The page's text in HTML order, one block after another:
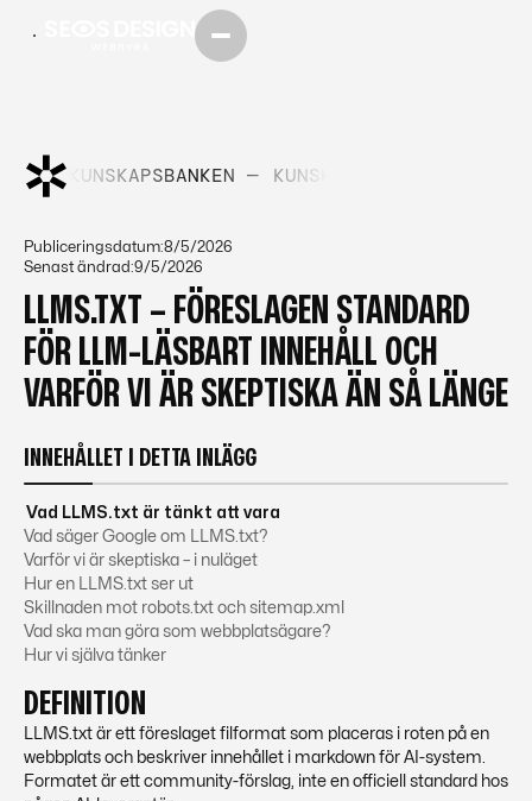
— KUNSKAPSBANKEN — KUNSKAPSBANKEN —
Publiceringsdatum:8/5/2026
Senast ändrad:9/5/2026
LLMS.TXT – FÖRESLAGEN STANDARD
FÖR LLM-LÄSBART INNEHÅLL OCH
VARFÖR VI ÄR SKEPTISKA ÄN SÅ LÄNGE
DEFINITION
LLMS.txt är ett föreslaget filformat som placeras i roten på en
webbplats och beskriver innehållet i markdown för AI-system.
Formatet är ett community-förslag, inte en officiell standard hos
INNEHÅLLET I DETTA INLÄGG
Vad LLMS.txt är tänkt att vara
Vad säger Google om LLMS.txt?
Varför vi är skeptiska – i nuläget
Hur en LLMS.txt ser ut
Skillnaden mot robots.txt och sitemap.xml
Vad ska man göra som webbplatsägare?
Hur vi själva tänker